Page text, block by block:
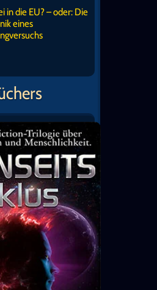
in die EU? – oder: Die
eines